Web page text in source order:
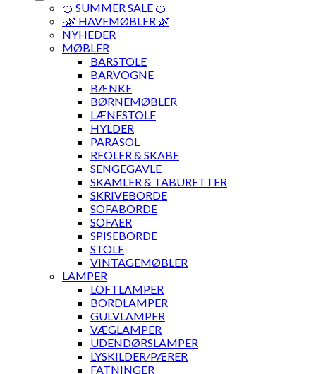
🍊 SUMMER SALE 🍊
·🌿 HAVEMØBLER 🌿
NYHEDER
MØBLER
BARSTOLE
BARVOGNE
BÆNKE
BØRNEMØBLER
LÆNESTOLE
HYLDER
PARASOL
REOLER & SKABE
SENGEGAVLE
SKAMLER & TABURETTER
SKRIVEBORDE
SOFABORDE
SOFAER
SPISEBORDE
STOLE
VINTAGEMØBLER
LAMPER
LOFTLAMPER
BORDLAMPER
GULVLAMPER
VÆGLAMPER
UDENDØRSLAMPER
LYSKILDER/PÆRER
FATNINGER